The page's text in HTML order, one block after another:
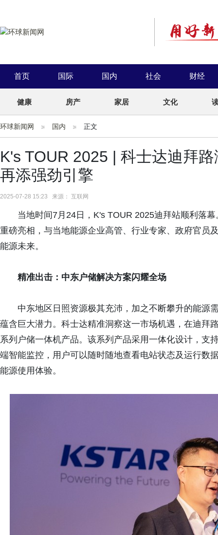
首页 国际 国内 社会 财经
健康 房产 家居 文化
环球新闻网 国内 正文
K's TOUR 2025 | 科士达迪拜
再添强劲引擎
2025-07-28 15:23 来源： 互联网
当地时间7月24日，K's TOUR 2025迪拜站顺利落
重磅亮相，与当地能源企业高管、行业专家、政府官员
能源未来。
精准出击 ：中东户储解决方案闪耀全场
中东地区日照资源极其充沛，加之不断攀升的能源
蕴含巨大潜力。科士达精准洞察这一市场机遇，在迪拜
系列户储一体机产品。该系列产品采用一体化设计，支
端智能监控，用户可以随时随地查看电站状态及运行数
能源使用体验。